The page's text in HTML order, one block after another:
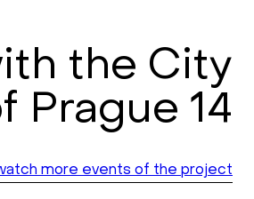
the City
Prague 14
more events of the project